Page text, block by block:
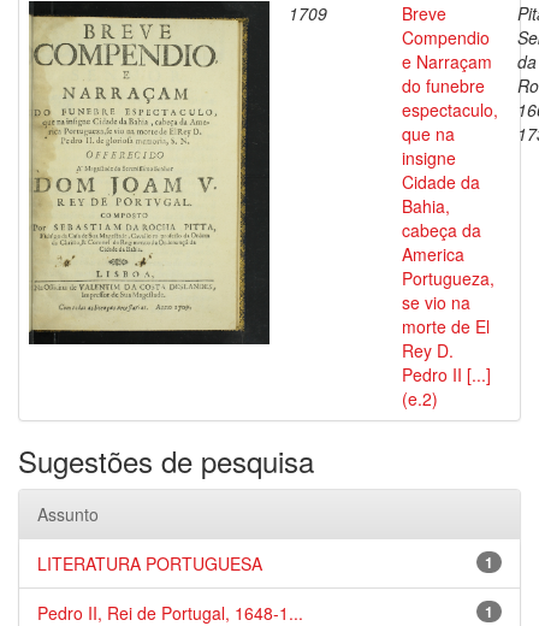
1709
Breve
Compendio
e Narraçam
do funebre
espectaculo,
que na
insigne
Cidade da
Bahia,
cabeça da
America
Portugueza,
se vio na
morte de El
Rey D.
Pedro II [...]
(e.2)
da
Sugestões de pesquisa
Assunto
1
LITERATURA PORTUGUESA
1
Pedro II, Rei de Portugal, 1648-1...